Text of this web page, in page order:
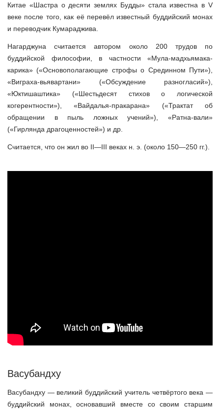
Китае «Шастра о десяти землях Будды» стала известна в V
веке после того, как её перевёл известный буддийский монах
и переводчик Кумараджива.
Нагарджуна считается автором около 200 трудов по
буддийской философии, в частности «Мула-мадхьямака-
карика» («Основополагающие строфы о Срединном Пути»),
«Виграха-вьявартани» («Обсуждение разногласий»),
«Юктишаштика» («Шестьдесят стихов о логической
когерентности»), «Вайдалья-пракарана» («Трактат об
обращении в пыль ложных учений»), «Ратна-вали»
(«Гирлянда драгоценностей») и др.
Считается, что он жил во II—III веках н. э. (около 150—250 гг.).
Васубандху
Васубандху — великий буддийский учитель четвёртого века —
буддийский монах, основавший вместе со своим старшим